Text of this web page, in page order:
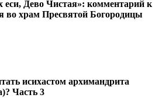
Дево Чистая»: комментарий к
во храм Пресвятой Богородицы
исихастом архимандрита
Часть 3